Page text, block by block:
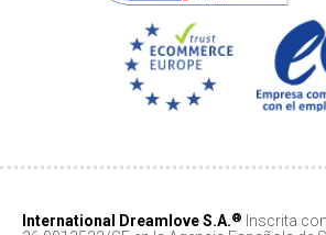
International Dreamlove S.A.®
Inscrita